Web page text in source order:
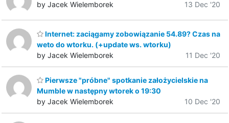
by Jacek Wielemborek
13 Dec '20
Internet: zaciągamy zobowiązanie 54.89? Czas na
weto do wtorku. (+update ws. wtorku)
by Jacek Wielemborek
11 Dec '20
Pierwsze "próbne" spotkanie założycielskie na
Mumble w następny wtorek o 19:30
by Jacek Wielemborek
10 Dec '20